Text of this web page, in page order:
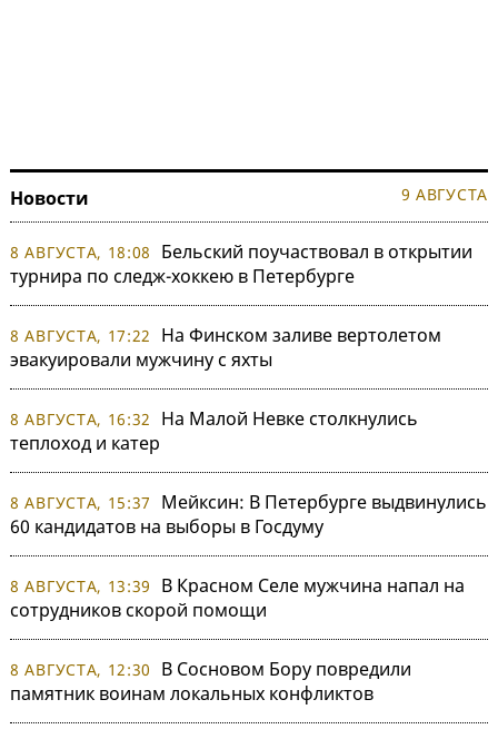
Новости 9 АВГУСТА
8 АВГУСТА, 18:08
Бельский поучаствовал в открытии
турнира по следж-хоккею в Петербурге
8 АВГУСТА, 17:22
На Финском заливе вертолетом
эвакуировали мужчину с яхты
8 АВГУСТА, 16:32
На Малой Невке столкнулись
теплоход и катер
8 АВГУСТА, 15:37
Мейксин: В Петербурге выдвинулись
60 кандидатов на выборы в Госдуму
8 АВГУСТА, 13:39
В Красном Селе мужчина напал на
сотрудников скорой помощи
8 АВГУСТА, 12:30
В Сосновом Бору повредили
памятник воинам локальных конфликтов